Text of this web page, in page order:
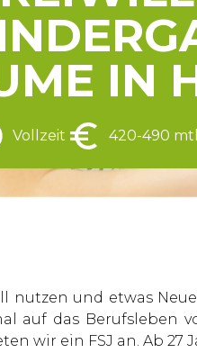
IN
Vollzeit 420-490
nutzen und etwas
auf das Berufsleben
wir ein FSJ an. Ab